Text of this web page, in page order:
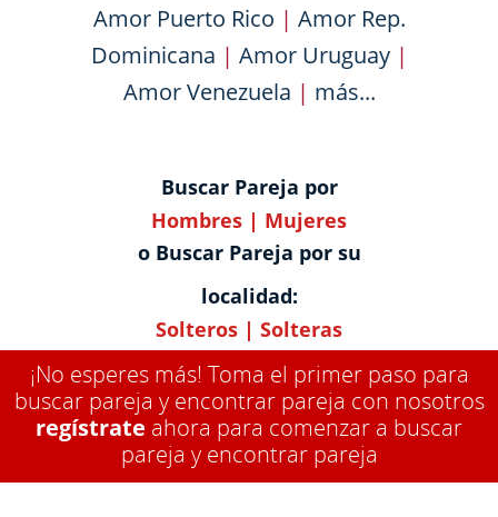
Amor Puerto Rico | Amor Rep.
Dominicana | Amor Uruguay|
Amor Venezuela | más...
Buscar Pareja por
Hombres | Mujeres
o Buscar Pareja por su
localidad:
Solteros | Solteras
¡No esperes más! Toma el primer paso para
buscar pareja y encontrar pareja con nosotros
regístrate ahora para comenzar a buscar
pareja y encontrar pareja